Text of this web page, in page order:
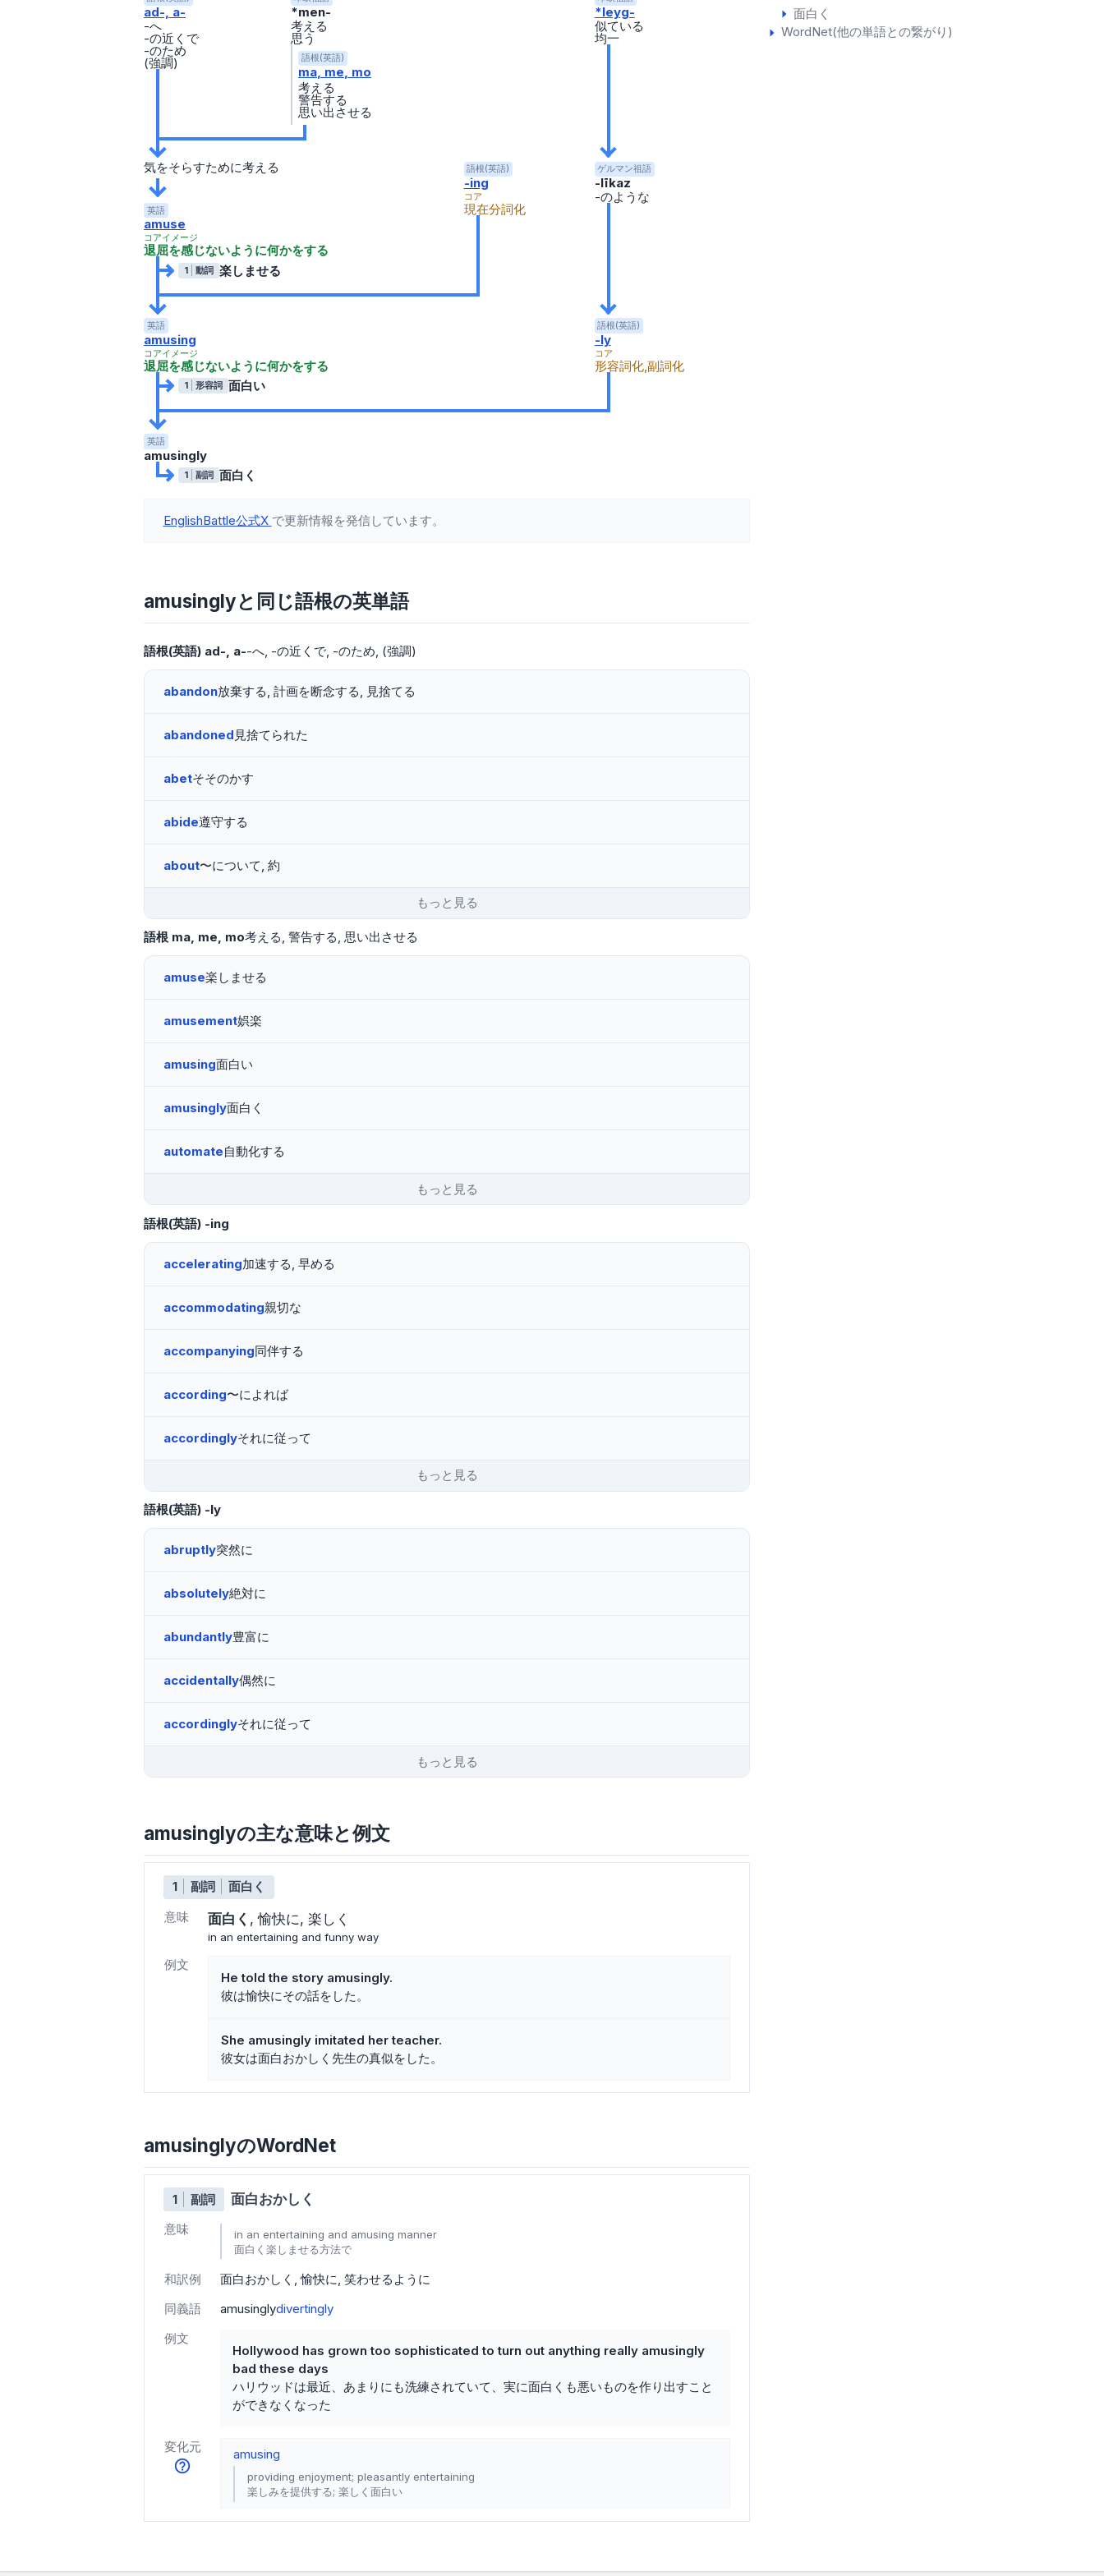
面白く
WordNet(他の単語との繋がり)
ad-, a-
-へ
-の近くで
-のため
(強調)
*men-
考える
思う
語根(英語)
ma me mo
考える
警告する
思い出させる
*leyg-
似ている
均一
気をそらすために考える
英語
amuse
コアイメージ
退屈を感じないように何かをする
1 動詞 楽しませる
語根(英語)
-ing
コア
現在分詞化
ゲルマン祖語
-līkaz
-のような
英語
amusing
コアイメージ
退屈を感じないように何かをする
1 形容詞 面白い
語根(英語)
-ly
コア
形容詞化,副詞化
英語
amusingly
1 副詞 面白く
EnglishBattle公式X で更新情報を発信しています。
amusinglyと同じ語根の英単語
語根(英語) ad-, a--へ -の近くで -のため (強調)
abandon放棄する, 計画を断念する, 見捨てる
abandoned 見捨てられた
abetそそのかす
abide遵守する
about〜について, 約
もっと見る
語根 ma me mo考える 警告する 思い出させる
amuse楽しませる
amusement娯楽
amusing面白い
amusingly面白く
automate自動化する
もっと見る
語根(英語) -ing
accelerating加速する, 早める
accommodating親切な
accompanying同伴する
according〜によれば
accordinglyそれに従って
もっと見る
語根(英語) -ly
abruptly突然に
absolutely絶対に
abundantly豊富に
accidentally偶然に
accordinglyそれに従って
もっと見る
amusinglyの主な意味と例文
1 副詞
面白く
意味
面白く 愉快に 楽しく
in an entertaining and funny way
例文
He told the story amusingly.
彼は愉快にその話をした。
She amusingly imitated her teacher.
彼女は面白おかしく先生の真似をした。
amusinglyのWordNet
1 副詞 面白おかしく
意味
in an entertaining and amusing manner
面白く楽しませる方法で
和訳例 面白おかしく 愉快に 笑わせるように
同義語
amusinglydivertingly
例文
Hollywood has grown too sophisticated to turn out anything really amusingly
bad these days
ハリウッドは最近、あまりにも洗練されていて、実に面白くも悪いものを作り出すこと
ができなくなった
変化元 amusing
providing enjoyment; pleasantly entertaining
楽しみを提供する; 楽しく面白い